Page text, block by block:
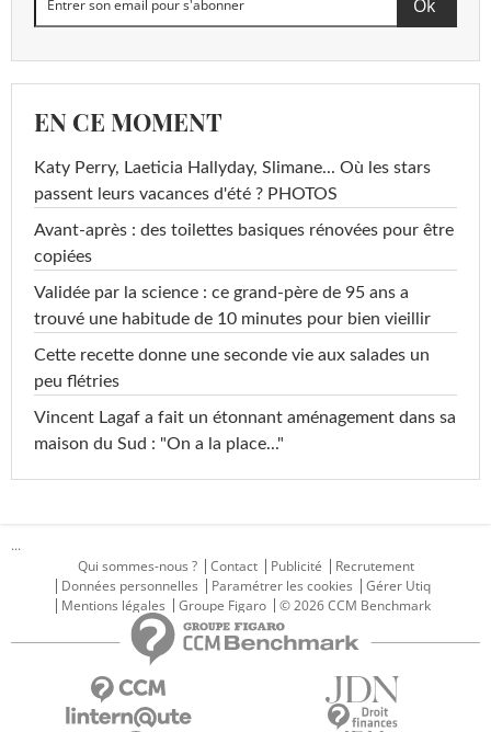
EN CE MOMENT
Katy Perry, Laeticia Hallyday, Slimane... Où les stars
passent leurs vacances d'été ? PHOTOS
Avant-après : des toilettes basiques rénovées pour être
copiées
Validée par la science : ce grand-père de 95 ans a
trouvé une habitude de 10 minutes pour bien vieillir
Cette recette donne une seconde vie aux salades un
peu flétries
Vincent Lagaf a fait un étonnant aménagement dans sa
maison du Sud : "On a la place..."
...
Qui sommes-nous ?
Contact Publicité
Recrutement
Données personnelles
Paramétrer les cookies
Gérer Utiq
Mentions légales
Groupe Figaro © 2026 CCM Benchmark